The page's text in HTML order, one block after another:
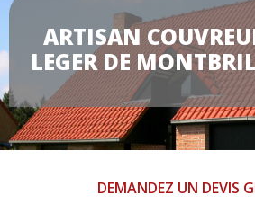
ARTISAN
LEGER DE
DEMANDEZ UN DEVIS